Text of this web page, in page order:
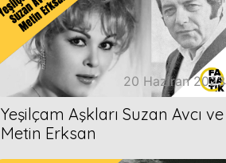
20 Haziran 2023
Yeşilçam Aşkları Suzan Avcı ve
Metin Erksan